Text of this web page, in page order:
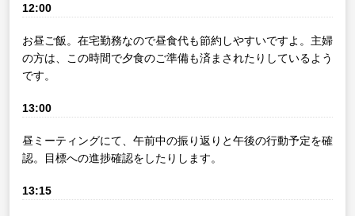
12:00
お昼ご飯。在宅勤務なので昼食代も節約しやすいですよ。主婦
の方は、この時間で夕食のご準備も済まされたりしているよう
です。
13:00
昼ミーティングにて、午前中の振り返りと午後の行動予定を確
認。目標への進捗確認をしたりします。
13:15